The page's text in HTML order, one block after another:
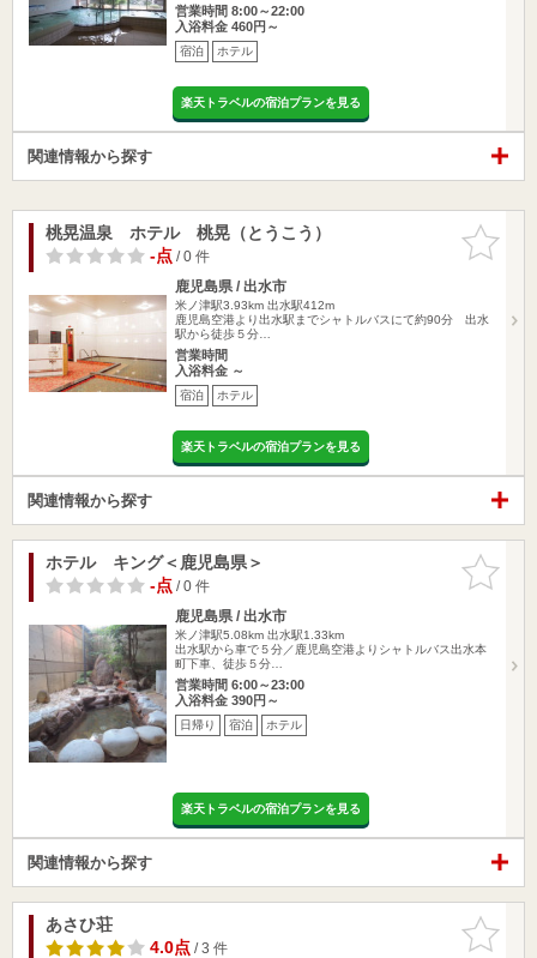
営業時間 8:00～22:00
入浴料金 460円～
宿泊 ホテル
楽天トラベルの宿泊プランを見る
関連情報から探す
お気に入
りに追加
桃晃温泉 ホテル 桃晃（とうこう）
-点/ 0 件
鹿児島県 / 出水市
米ノ津駅3.93km 出水駅412m
鹿児島空港より出水駅までシャトルバスにて約90分 出水
駅から徒歩５分…
営業時間
入浴料金 ～
宿泊 ホテル
楽天トラベルの宿泊プランを見る
関連情報から探す
お気に入
りに追加
ホテル キング＜鹿児島県＞
-点/ 0 件
鹿児島県 / 出水市
米ノ津駅5.08km 出水駅1.33km
出水駅から車で５分／鹿児島空港よりシャトルバス出水本
町下車、徒歩５分…
営業時間 6:00～23:00
入浴料金 390円～
日帰り 宿泊 ホテル
楽天トラベルの宿泊プランを見る
関連情報から探す
お気に入
りに追加
あさひ荘
4.0点/ 3 件